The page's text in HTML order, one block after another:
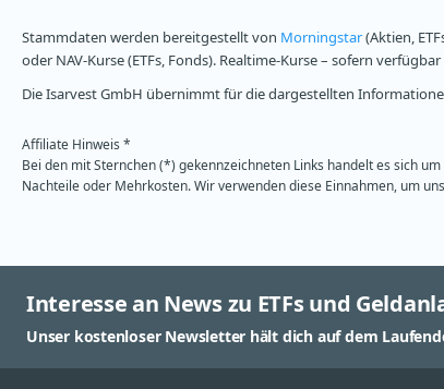
Stammdaten werden bereitgestellt von Morningstar(Aktien,
oder NAV-Kurse (ETFs, Fonds). Realtime-Kurse – sofern
Die Isarvest GmbH übernimmt für die dargestellten
Affiliate Hinweis *
Bei den mit Sternchen (*) gekennzeichneten Links handelt es sich
Nachteile oder Mehrkosten. Wir verwenden diese Einnahmen, um
Interesse an News zu ETFs und
Unser kostenloser Newsletter hält dich auf dem